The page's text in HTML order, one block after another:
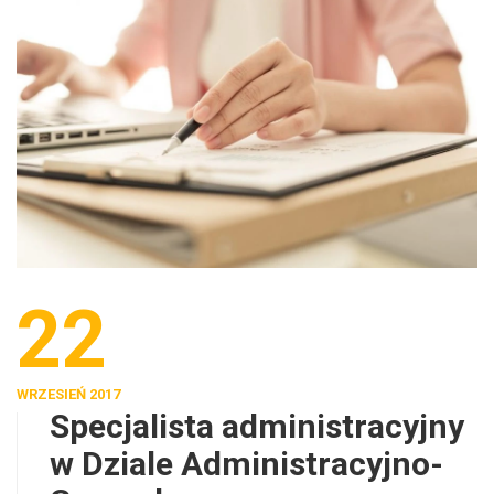
22
WRZESIEŃ 2017
Specjalista administracyjny
w Dziale Administracyjno-